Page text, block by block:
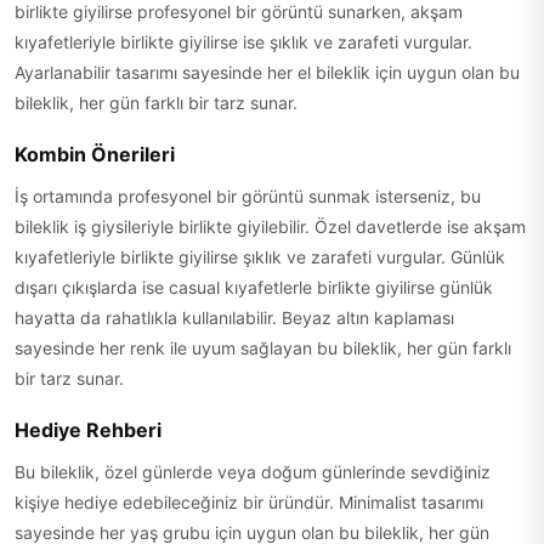
birlikte giyilirse profesyonel bir görüntü sunarken, akşam
kıyafetleriyle birlikte giyilirse ise şıklık ve zarafeti vurgular.
Ayarlanabilir tasarımı sayesinde her el bileklik için uygun olan bu
bileklik, her gün farklı bir tarz sunar.
Kombin Önerileri
İş ortamında profesyonel bir görüntü sunmak isterseniz, bu
bileklik iş giysileriyle birlikte giyilebilir. Özel davetlerde ise akşam
kıyafetleriyle birlikte giyilirse şıklık ve zarafeti vurgular. Günlük
dışarı çıkışlarda ise casual kıyafetlerle birlikte giyilirse günlük
hayatta da rahatlıkla kullanılabilir. Beyaz altın kaplaması
sayesinde her renk ile uyum sağlayan bu bileklik, her gün farklı
bir tarz sunar.
Hediye Rehberi
Bu bileklik, özel günlerde veya doğum günlerinde sevdiğiniz
kişiye hediye edebileceğiniz bir üründür. Minimalist tasarımı
sayesinde her yaş grubu için uygun olan bu bileklik, her gün